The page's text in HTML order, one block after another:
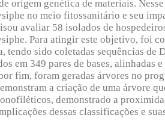
origem genética de materiais.
no meio fitossanitário e seu
avaliar 58 isolados de
Para atingir este objetivo, foi
tendo sido coletadas sequências de
em 349 pares de bases, alinhadas
fim, foram geradas árvores no
a criação de uma árvore
demonstrado a
dessas classificações e